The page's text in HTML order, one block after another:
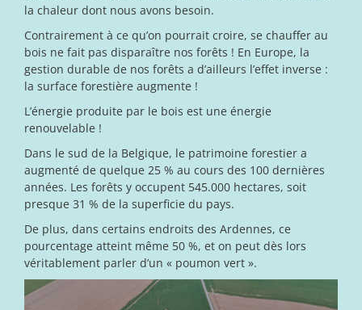
la chaleur dont nous avons besoin.
Contrairement à ce qu’on pourrait croire, se chauffer au
bois ne fait pas disparaître nos forêts ! En Europe, la
gestion durable de nos forêts a d’ailleurs l’effet inverse :
la surface forestière augmente !
L’énergie produite par le bois est une énergie
renouvelable !
Dans le sud de la Belgique, le patrimoine forestier a
augmenté de quelque 25 % au cours des 100 dernières
années. Les forêts y occupent 545.000 hectares, soit
presque 31 % de la superficie du pays.
De plus, dans certains endroits des Ardennes, ce
pourcentage atteint même 50 %, et on peut dès lors
véritablement parler d’un « poumon vert ».